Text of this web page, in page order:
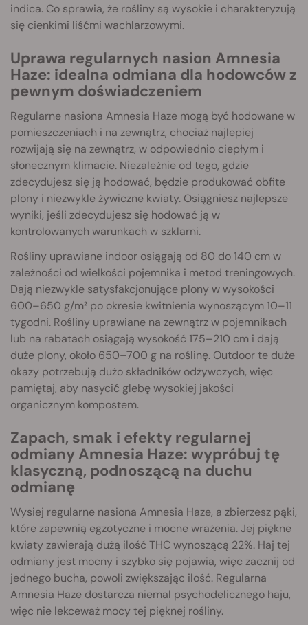
indica. Co sprawia, że rośliny są wysokie i charakteryzują
się cienkimi liśćmi wachlarzowymi.
Uprawa regularnych nasion Amnesia
Haze: idealna odmiana dla hodowców z
pewnym doświadczeniem
Regularne nasiona Amnesia Haze mogą być hodowane w
pomieszczeniach i na zewnątrz, chociaż najlepiej
rozwijają się na zewnątrz, w odpowiednio ciepłym i
słonecznym klimacie. Niezależnie od tego, gdzie
zdecydujesz się ją hodować, będzie produkować obfite
plony i niezwykle żywiczne kwiaty. Osiągniesz najlepsze
wyniki, jeśli zdecydujesz się hodować ją w
kontrolowanych warunkach w szklarni.
Rośliny uprawiane indoor osiągają od 80 do 140 cm w
zależności od wielkości pojemnika i metod treningowych.
Dają niezwykle satysfakcjonujące plony w wysokości
600–650 g/m² po okresie kwitnienia wynoszącym 10–11
tygodni. Rośliny uprawiane na zewnątrz w pojemnikach
lub na rabatach osiągają wysokość 175–210 cm i dają
duże plony, około 650–700 g na roślinę. Outdoor te duże
okazy potrzebują dużo składników odżywczych, więc
pamiętaj, aby nasycić glebę wysokiej jakości
organicznym kompostem.
Zapach, smak i efekty regularnej
odmiany Amnesia Haze: wypróbuj tę
klasyczną, podnoszącą na duchu
odmianę
Wysiej regularne nasiona Amnesia Haze, a zbierzesz pąki,
które zapewnią egzotyczne i mocne wrażenia. Jej piękne
kwiaty zawierają dużą ilość THC wynoszącą 22%. Haj tej
odmiany jest mocny i szybko się pojawia, więc zacznij od
jednego bucha, powoli zwiększając ilość. Regularna
Amnesia Haze dostarcza niemal psychodelicznego haju,
więc nie lekceważ mocy tej pięknej rośliny.